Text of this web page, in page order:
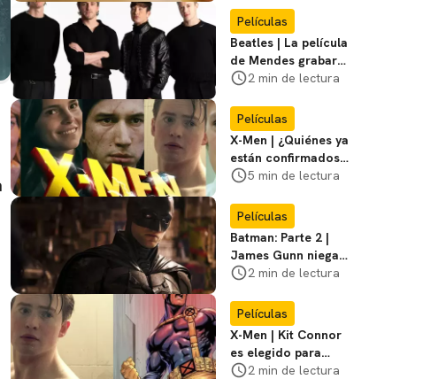
Películas
Beatles | La película
de Mendes grabará
escenas en la
2 min de lectura
Películas
X-Men | ¿Quiénes ya
están confirmados
en la película de
favoritos
5 min de lectura
Películas
Batman: Parte 2 |
James Gunn niega
que se filme la parte
2 min de lectura
Películas
X-Men | Kit Connor
es elegido para
interpretar a
2 min de lectura